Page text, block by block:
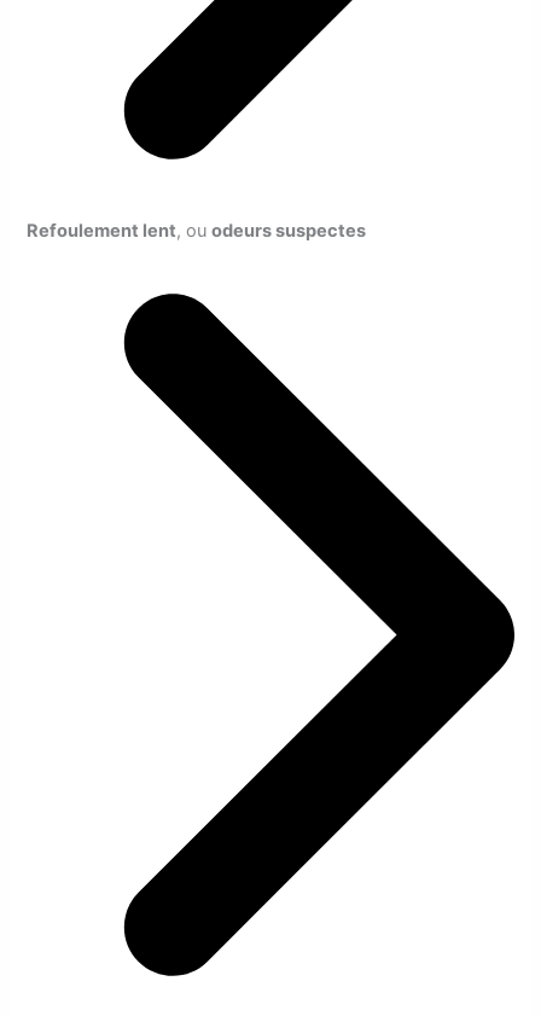
Refoulement lent, ouodeurs suspectes